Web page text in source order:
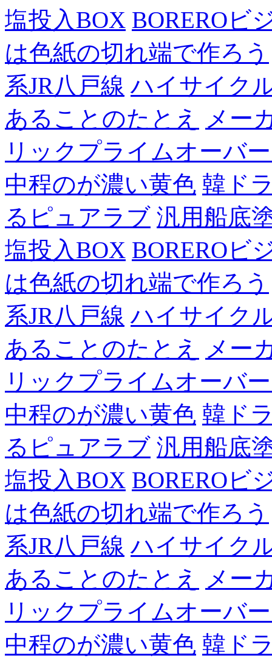
塩投入BOX BOREROビ
は色紙の切れ端で作ろう
系JR八戸線 ハイサイク
あることのたとえ
メー
リックプライムオーバ
中程のが濃い黄色 韓ド
るピュアラブ 汎用船底
塩投入BOX BOREROビ
は色紙の切れ端で作ろう
系JR八戸線 ハイサイク
あることのたとえ
メー
リックプライムオーバ
中程のが濃い黄色 韓ド
るピュアラブ 汎用船底
塩投入BOX BOREROビ
は色紙の切れ端で作ろう
系JR八戸線 ハイサイク
あることのたとえ
メー
リックプライムオーバ
中程のが濃い黄色 韓ド